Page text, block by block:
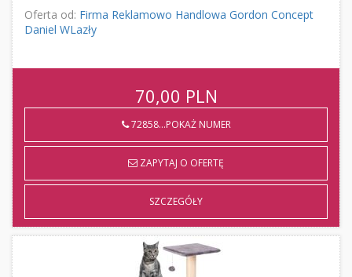
Oferta od: Firma Reklamowo Handlowa Gordon Concept
Daniel WLazły
70,00 PLN
72858...POKAŻ NUMER
ZAPYTAJ O OFERTĘ
SZCZEGÓŁY